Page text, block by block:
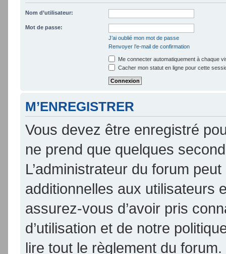
Nom d’utilisateur:
Mot de passe:
J’ai oublié mon mot de passe
Renvoyer l’e-mail de confirmation
Me connecter automatiquement à chaque
Cacher mon statut en ligne pour cette
M’ENREGISTRER
Vous devez être enregistré
ne prend que quelques
L’administrateur du forum
additionnelles aux utilisateurs
assurez-vous d’avoir pris
d’utilisation et de notre
lire tout le règlement du forum.